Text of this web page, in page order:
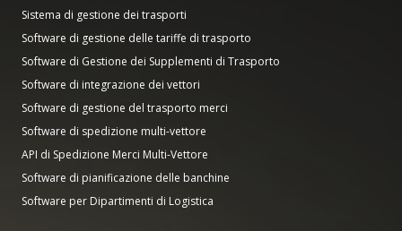
Sistema di gestione dei trasporti
Software di gestione delle tariffe di trasporto
Software di Gestione dei Supplementi di Trasporto
Software di integrazione dei vettori
Software di gestione del trasporto merci
Software di spedizione multi-vettore
API di Spedizione Merci Multi-Vettore
Software di pianificazione delle banchine
Software per Dipartimenti di Logistica